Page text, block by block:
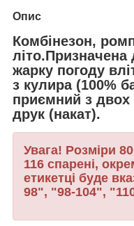
Опис
Комбінезон,
жарку погоду
з кулира (100%
приємний з
друк (накат).
Увага! Розміри
116 спарені,
етикетці буде
98", "98-104",